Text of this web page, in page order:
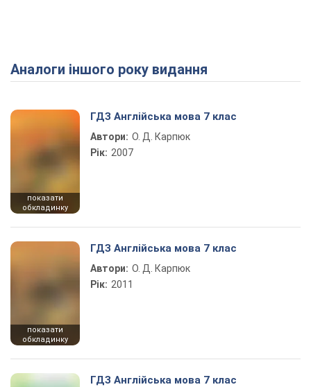
Play Video
Аналоги іншого року видання
показати
обкладинку
ГДЗ Англійська мова 7 клас
Автори: О. Д. Карпюк
Рік: 2007
показати
обкладинку
ГДЗ Англійська мова 7 клас
Автори: О. Д. Карпюк
Рік: 2011
ГДЗ Англійська мова 7 клас